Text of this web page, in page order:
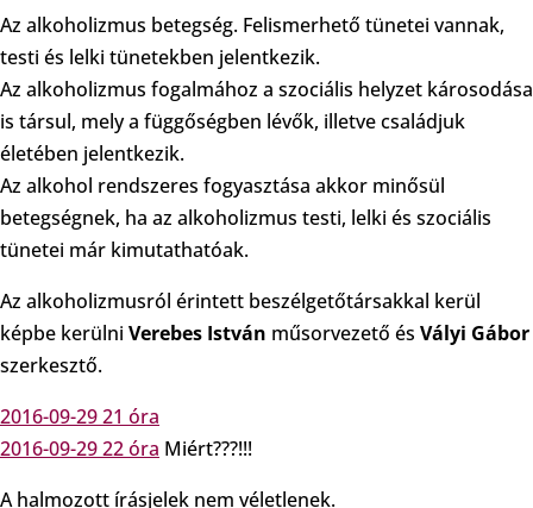
Az alkoholizmus betegség. Felismerhető tünetei vannak,
testi és lelki tünetekben jelentkezik.
Az alkoholizmus fogalmához a szociális helyzet károsodása
is társul, mely a függőségben lévők, illetve családjuk
életében jelentkezik.
Az alkohol rendszeres fogyasztása akkor minősül
betegségnek, ha az alkoholizmus testi, lelki és szociális
tünetei már kimutathatóak.
Az alkoholizmusról érintett beszélgetőtársakkal kerül
képbe kerülni Verebes István műsorvezető és Vályi Gábor
szerkesztő.
2016-09-29 21 óra
2016-09-29 22 óra Miért???!!!
A halmozott írásjelek nem véletlenek.